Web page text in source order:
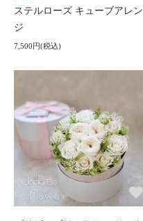
ステルローズ キューブアレン
ジ
7,500円(税込)